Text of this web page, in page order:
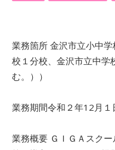
業務箇所 金沢市立小中
校１分校、金沢市立中学
む。））
業務期間令和２年12月
業務概要 ＧＩＧＡスク